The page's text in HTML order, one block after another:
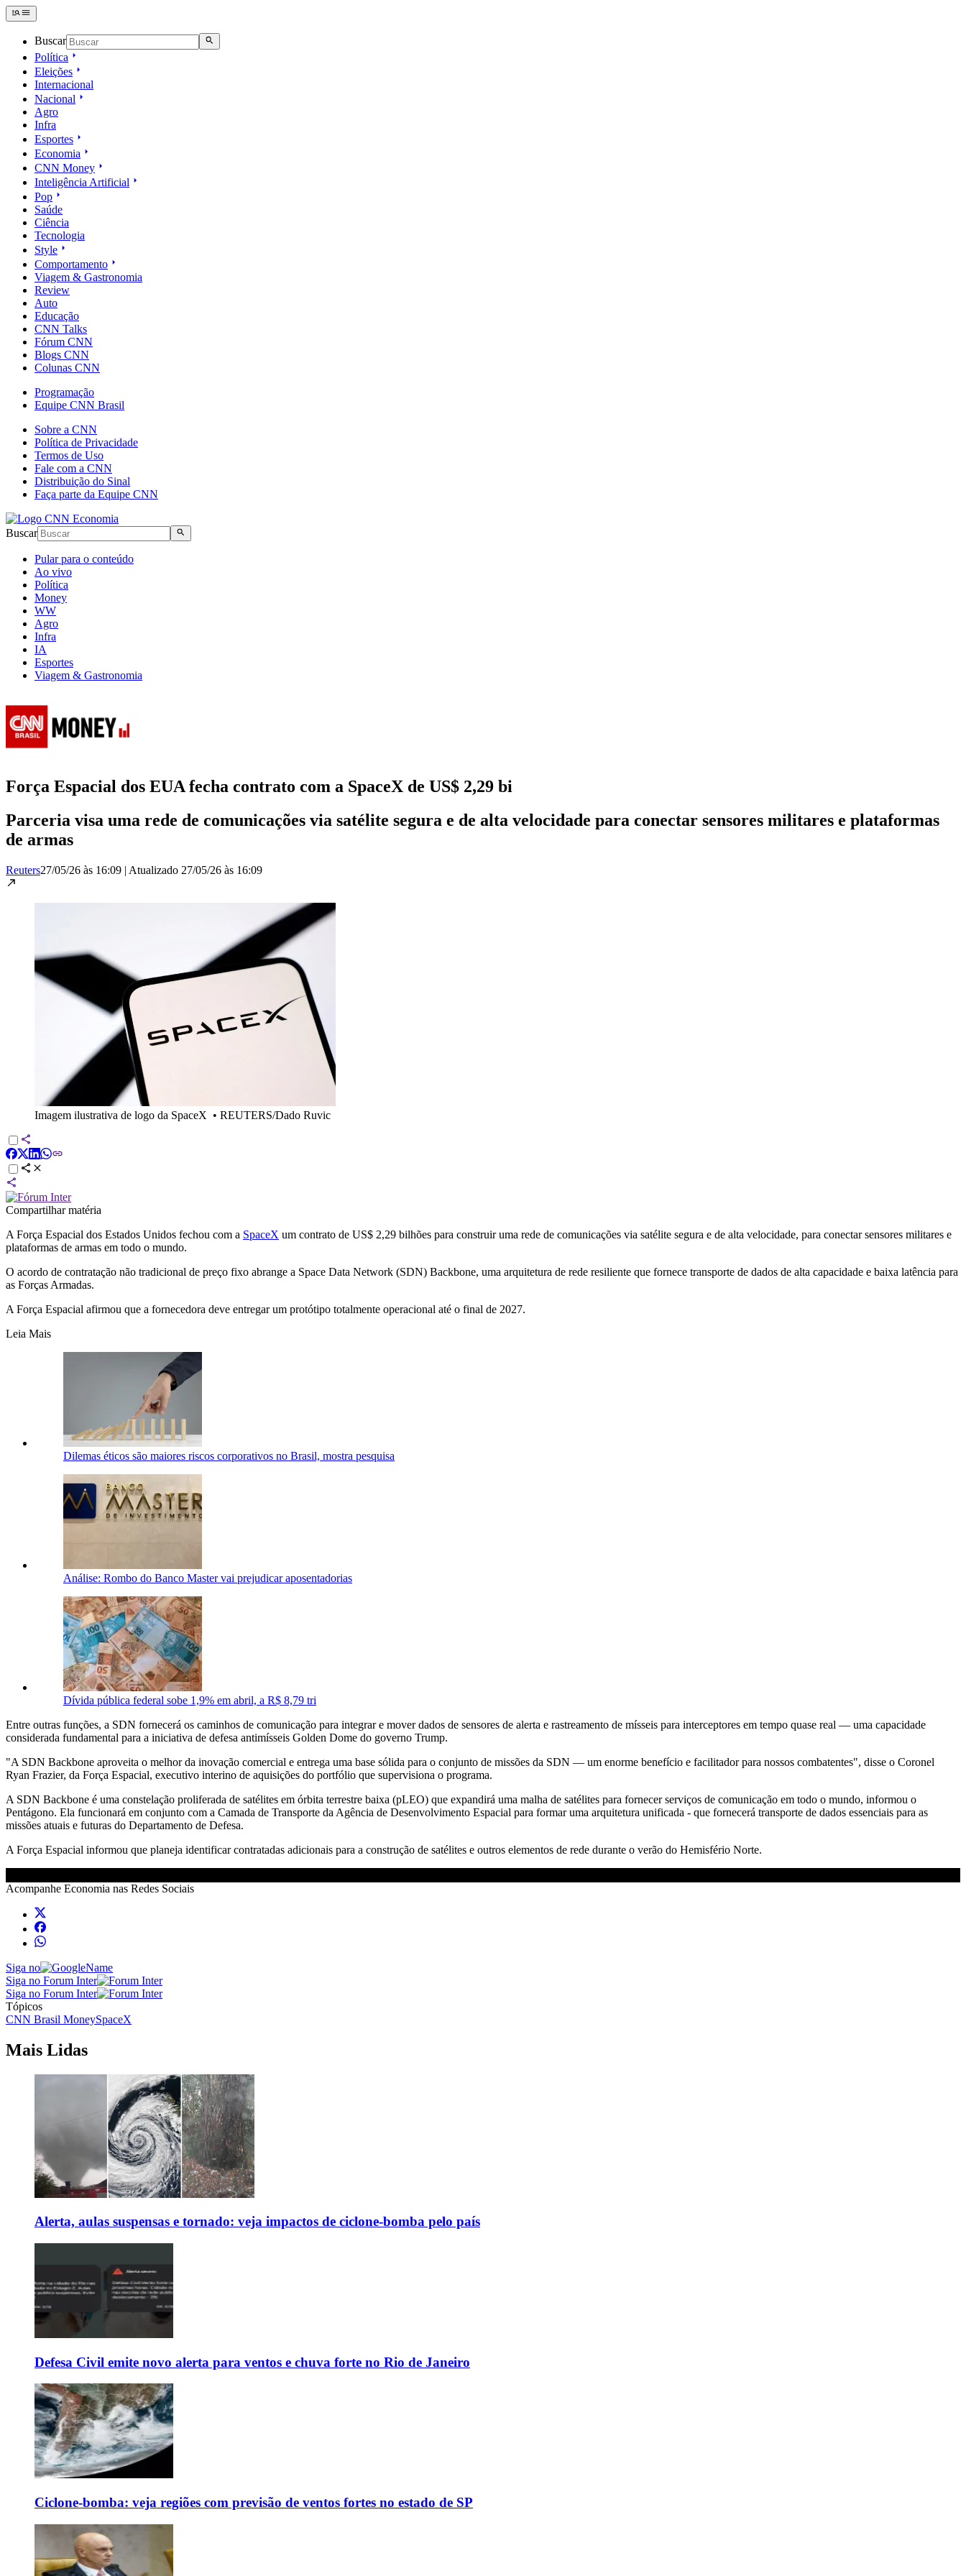
Buscar
Política
Eleições
Internacional
Nacional
Agro
Infra
Esportes
Economia
CNN Money
Inteligência Artificial
Pop
Saúde
Ciência
Tecnologia
Style
Comportamento
Viagem & Gastronomia
Review
Auto
Educação
CNN Talks
Fórum CNN
Blogs CNN
Colunas CNN
Programação
Equipe CNN Brasil
Sobre a CNN
Política de Privacidade
Termos de Uso
Fale com a CNN
Distribuição do Sinal
Faça parte da Equipe CNN
Buscar
Pular para o conteúdo
Ao vivo
Política
Money
WW
Agro
Infra
IA
Esportes
Viagem & Gastronomia
Força Espacial dos EUA fecha contrato com a SpaceX de US$ 2,29 bi
Parceria visa uma rede de comunicações via satélite segura e de alta velocidade para conectar sensores militares e plataformas
de armas
Reuters27/05/26 às 16:09 | Atualizado 27/05/26 às 16:09
Imagem ilustrativa de logo da SpaceX • REUTERS/Dado Ruvic
Compartilhar matéria
A Força Espacial dos Estados Unidos fechou com a SpaceX um contrato de US$ 2,29 bilhões para construir uma rede de comunicações via satélite segura e de alta velocidade, para conectar sensores militares e
plataformas de armas em todo o mundo.
O acordo de contratação não tradicional de preço fixo abrange a Space Data Network (SDN) Backbone, uma arquitetura de rede resiliente que fornece transporte de dados de alta capacidade e baixa latência para
as Forças Armadas.
A Força Espacial afirmou que a fornecedora deve entregar um protótipo totalmente operacional até o final de 2027.
Leia Mais
Dilemas éticos são maiores riscos corporativos no Brasil, mostra pesquisa
Análise: Rombo do Banco Master vai prejudicar aposentadorias
Dívida pública federal sobe 1,9% em abril, a R$ 8,79 tri
Entre outras funções, a SDN fornecerá os caminhos de comunicação para integrar e mover dados de sensores de alerta e rastreamento de mísseis para interceptores em tempo quase real — uma capacidade
considerada fundamental para a iniciativa de defesa antimísseis Golden Dome do governo Trump.
"A SDN Backbone aproveita o melhor da inovação comercial e entrega uma base sólida para o conjunto de missões da SDN — um enorme benefício e facilitador para nossos combatentes", disse o Coronel
Ryan Frazier, da Força Espacial, executivo interino de aquisições do portfólio que supervisiona o programa.
A SDN Backbone é uma constelação proliferada de satélites em órbita terrestre baixa (pLEO) que expandirá uma malha de satélites para fornecer serviços de comunicação em todo o mundo, informou o
Pentágono. Ela funcionará em conjunto com a Camada de Transporte da Agência de Desenvolvimento Espacial para formar uma arquitetura unificada - que fornecerá transporte de dados essenciais para as
missões atuais e futuras do Departamento de Defesa.
A Força Espacial informou que planeja identificar contratadas adicionais para a construção de satélites e outros elementos de rede durante o verão do Hemisfério Norte.
Acompanhe Economia nas Redes Sociais
Siga no
Siga no Forum Inter
Siga no Forum Inter
Tópicos
CNN Brasil MoneySpaceX
Mais Lidas
Alerta, aulas suspensas e tornado: veja impactos de ciclone-bomba pelo país
Defesa Civil emite novo alerta para ventos e chuva forte no Rio de Janeiro
Ciclone-bomba: veja regiões com previsão de ventos fortes no estado de SP